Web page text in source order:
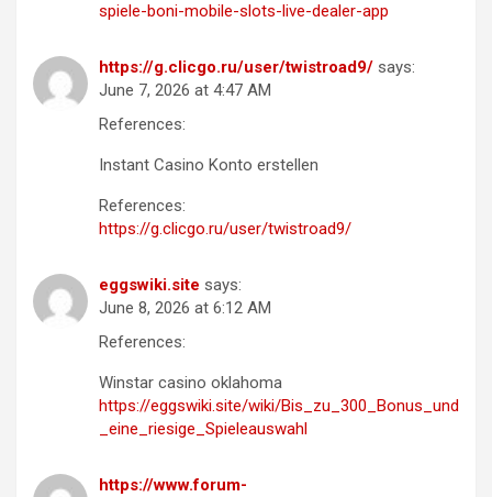
spiele-boni-mobile-slots-live-dealer-app
https://g.clicgo.ru/user/twistroad9/ says:
June 7, 2026 at 4:47 AM
References:
Instant Casino Konto erstellen
References:
https://g.clicgo.ru/user/twistroad9/
eggswiki.site says:
June 8, 2026 at 6:12 AM
References:
Winstar casino oklahoma
https://eggswiki.site/wiki/Bis_zu_300_Bonus_und
_eine_riesige_Spieleauswahl
https://www.forum-